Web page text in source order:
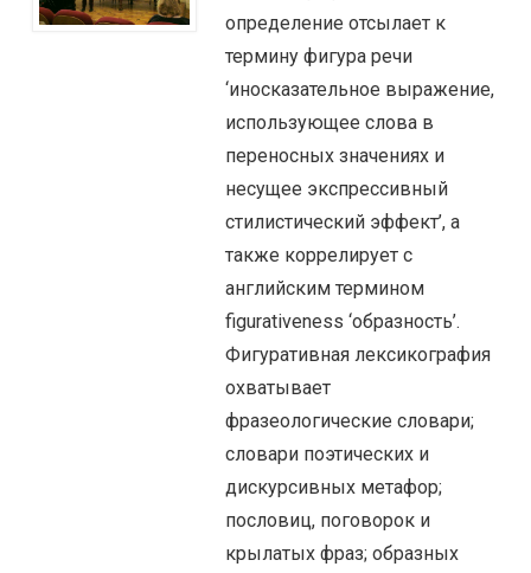
определение отсылает к
термину фигура речи
‘иносказательное выражение,
использующее слова в
переносных значениях и
несущее экспрессивный
стилистический эффект’, а
также коррелирует с
английским термином
figurativeness ‘образность’.
Фигуративная лексикография
охватывает
фразеологические словари;
словари поэтических и
дискурсивных метафор;
пословиц, поговорок и
крылатых фраз; образных